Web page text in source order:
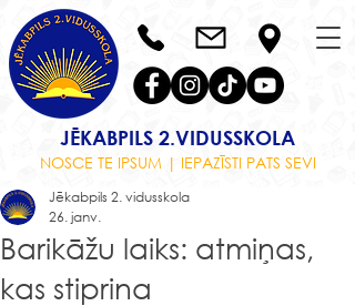
JĒKABPILS 2.VIDUSSKOLA
NOSCE TE IPSUM | IEPAZĪSTI PATS SEVI
Barikāžu laiks: atmiņas,
kas stiprina
Jēkabpils 2. vidusskola
26. janv.